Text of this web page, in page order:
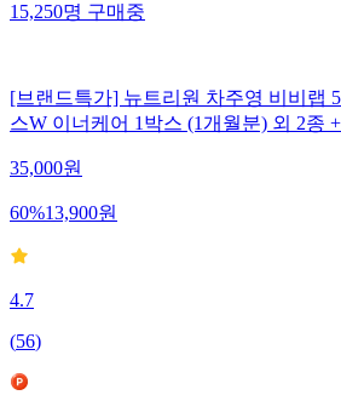
15,250명구매중
[브랜드특가] 뉴트리원 차주영 비비랩
스W 이너케어 1박스 (1개월분) 외 2종
35,000원
60%13,900원
4.7
(56)